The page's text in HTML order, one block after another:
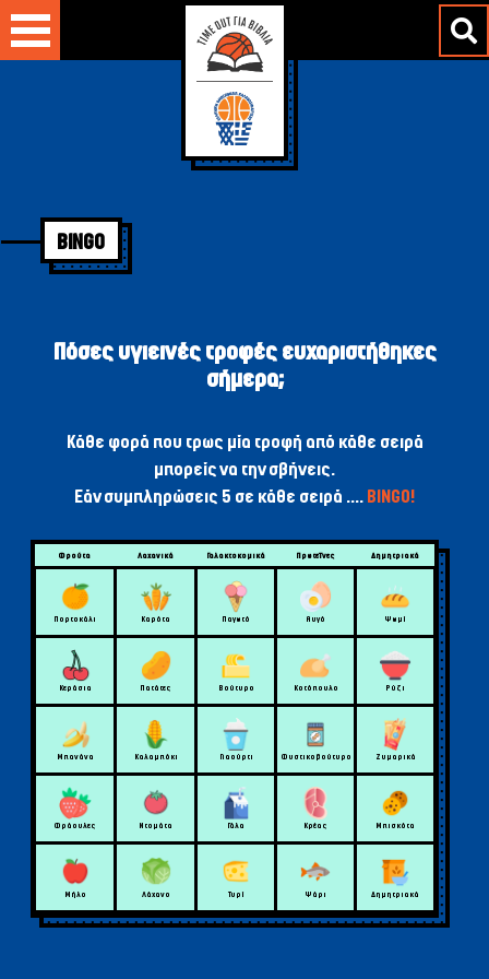
στο
περιεχόμενο
BINGO
Πόσες υγιεινές τροφές ευχαριστήθηκες
σήμερα;
Κάθε φορά που τρως μία τροφή από κάθε σειρά
μπορείς να την σβήνεις.
Εάν συμπληρώσεις 5 σε κάθε σειρά .... BINGO!
Φρούτα Λαχανικά Γαλακτοκομικά Πρωτεΐνες Δημητριακά
Πορτοκάλι Καρότα Παγωτό Αυγό Ψωμί
Κεράσια Πατάτες Βούτυρο Κοτόπουλο Ρύζι
Μπανάνα Καλαμπόκι Γιαούρτι Φυστικοβούτυρο Ζυμαρικά
Φράουλες Ντομάτα Γάλα Κρέας Μπισκότα
Μήλο Λάχανο Τυρί Ψάρι Δημητριακά